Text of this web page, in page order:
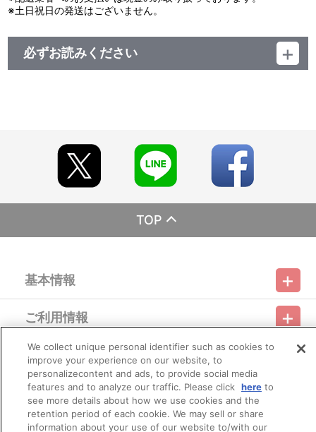
※土日祝日の発送はございません。
必ずお読みください
※撮影環境やご利用のモニター環境により、実物と多少異なっ
て見える場合がございます。
※商品画像はイメージです。実際の商品仕様が異なる場合がご
ざいます。あらかじめご了承ください。
※すでにご注文しているかのご確認には、「マイページ」
→「ご注文履歴」にてご確認いただけます。
■ご注文・お支払いについて
なお、ご注文には、バンダイナムコアーツ公式ショップ「A-
※決済方法「コンビニ決済」・「Pay-easy（ペイジー）」を選
択時には、メールにてお支払方法をご案内させていただきます。
あらかじめ「@bandainamcoarts.co.jp 」からのメール受信
を許可してください。
※お支払期日までに購入・決済手続きが行われなかった場合
は、キャンセル扱いとして手続きを致します。
いかなる理由でも、決済期間の延長は対応出来かねます。
※お客様都合による決済後のキャンセルは出来かねます。
※以下のご注文は、キャンセルさせていただく場合がございま
TOP
基本情報
利用規約 特定商取引法に基づく表示
プライバシーオプション 会社概要
ご利用情報
ご利用ガイド サイトマップ お問い合わせ 推奨環境
Do Not Sell or Share My Personal Information
会員メニュー
ログイン 会員規約 新規会員登録
その他のご案内
バンダイナムコフィルムワークス
We collect unique personal identifier such as cookies to
improve your experience on our website, to
personalizecontent and ads, to provide social media
features and to analyze our traffic. Please click hereto
see more details about how we use cookies and the
retention period of each cookie. We may sell or share
information about your use of our website to/with our